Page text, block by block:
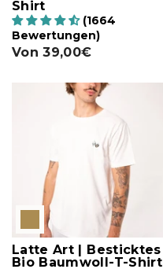
Shirt
(1664
Bewertungen)
Von 39,00€
Latte Art | Besticktes
Bio Baumwoll-T-Shirt